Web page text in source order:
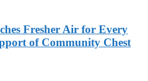
Fresher Air for Every
of Community Chest